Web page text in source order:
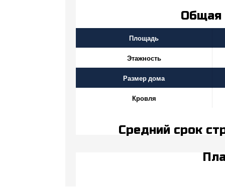
Общая
Площадь
Этажность
Размер дома
Кровля
Средний срок